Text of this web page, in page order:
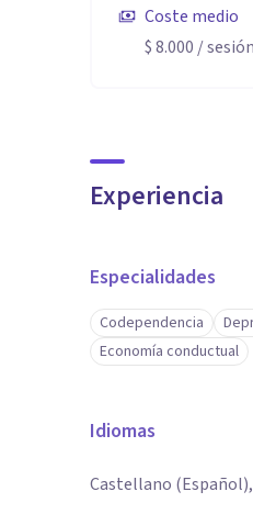
Coste medio
$ 8.000 / sesión
Experiencia
Especialidades
Codependencia
Economía conductual
Idiomas
Castellano